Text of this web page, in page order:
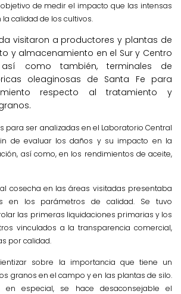
de medir el impacto que las intensas
calidad de los cultivos.
visitaron a productores y plantas de
y almacenamiento en el Sur y Centro
como también, terminales de
oleaginosas de Santa Fe para
respecto al tratamiento y
para ser analizadas en el Laboratorio Central
de evaluar los daños y su impacto en la
así como, en los rendimientos de aceite,
cosecha en las áreas visitadas presentaba
en los parámetros de calidad. Se tuvo
las primeras liquidaciones primarias y los
vinculados a la transparencia comercial,
por calidad.
sobre la importancia que tiene un
granos en el campo y en las plantas de silo.
en especial, se hace desaconsejable el